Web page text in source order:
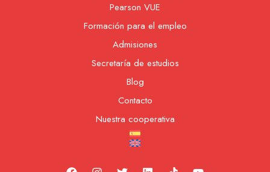
Pearson VUE
Formación para el empleo
Admisiones
Secretaría de estudios
Blog
Contacto
Nuestra cooperativa